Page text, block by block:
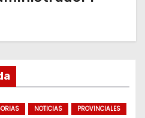
NOTICIAS PROVINCIALES